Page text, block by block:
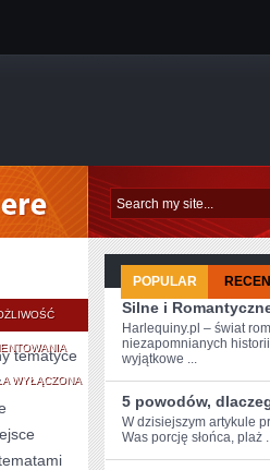
DIY
I
KREATYWNE
PROJEKTY
WYŁĄCZONA
tematyce
POPULAR
Silne i
Harlequiny.pl – świat
niezapomnianych
wyjątkowe ...
5 powodów,
W dzisiejszym artykule
Was porcję słońca, plaż​